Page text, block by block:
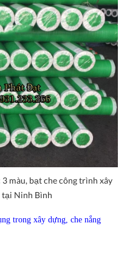
màu, bạt che công trình xây
tại Ninh Bình
trong xây dựng, che nắng